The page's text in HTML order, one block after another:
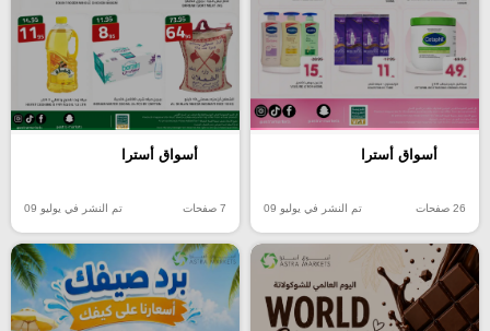
أسواق أسترا
26 صفحات تم النشر في يوليو 09
أسواق أسترا
7 صفحات تم النشر في يوليو 09